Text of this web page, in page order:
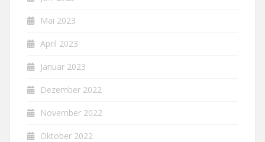
Mai 2023
April 2023
Januar 2023
Dezember 2022
November 2022
Oktober 2022